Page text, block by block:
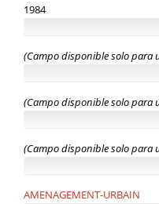
1984
(Campo disponible solo para
(Campo disponible solo para
(Campo disponible solo para
AMENAGEMENT-URBAIN